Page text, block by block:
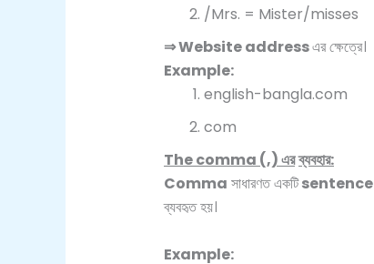
/Mrs. = Mister/misses
⇒Website addressএর ক্ষেত্রে।
Example:
english-bangla.com
com
The comma (,)এরব্যবহার:
Comma সাধারণত একটিsentence
ব্যবহৃত হয়।
Example: